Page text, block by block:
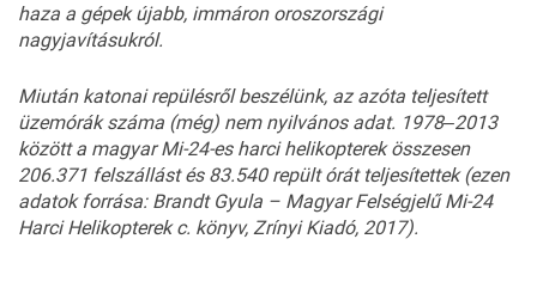
haza a gépek újabb, immáron oroszországi
nagyjavításukról.
Miután katonai repülésről beszélünk, az azóta teljesített
üzemórák száma (még) nem nyilvános adat. 1978‒2013
között a magyar Mi-24-es harci helikopterek összesen
206.371 felszállást és 83.540 repült órát teljesítettek (ezen
adatok forrása: Brandt Gyula – Magyar Felségjelű Mi-24
Harci Helikopterek c. könyv, Zrínyi Kiadó, 2017).